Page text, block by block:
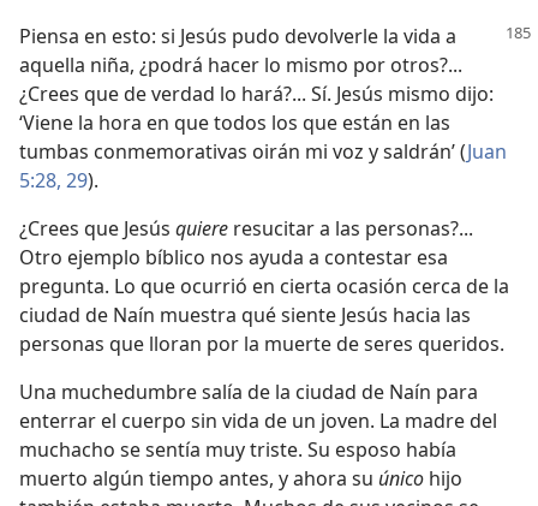
Piensa en esto: si Jesús pudo devolverle la vida a
aquella niña, ¿podrá hacer lo mismo por otros?...
¿Crees que de verdad lo hará?... Sí. Jesús mismo dijo:
‘Viene la hora en que todos los que están en las
tumbas conmemorativas oirán mi voz y saldrán’ (Juan
5:28, 29).
¿Crees que Jesús quiere resucitar a las personas?...
Otro ejemplo bíblico nos ayuda a contestar esa
pregunta. Lo que ocurrió en cierta ocasión cerca de la
ciudad de Naín muestra qué siente Jesús hacia las
personas que lloran por la muerte de seres queridos.
Una muchedumbre salía de la ciudad de Naín para
enterrar el cuerpo sin vida de un joven. La madre del
muchacho se sentía muy triste. Su esposo había
muerto algún tiempo antes, y ahora su único hijo